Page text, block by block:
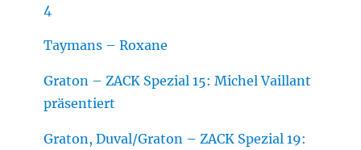
4
Taymans – Roxane
Graton – ZACK Spezial 15: Michel Vaillant
präsentiert
Graton, Duval/Graton – ZACK Spezial 19: